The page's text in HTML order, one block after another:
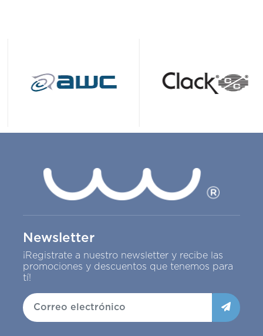
Newsletter
¡Registrate a nuestro newsletter y recibe las
promociones y descuentos que tenemos para
tí!